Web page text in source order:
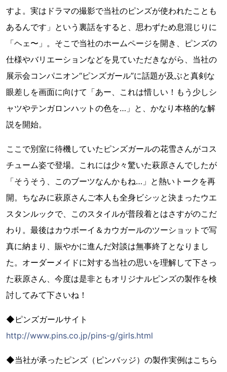
すよ。実はドラマの撮影で当社のピンズが使われたことも
あるんです」という裏話をすると、思わずため息混じりに
「ヘェ〜」。そこで当社のホームページを開き、ピンズの
仕様やバリエーションなどを見ていただきながら、当社の
展示会コンパニオン“ピンズガール”に話題が及ぶと真剣な
眼差しを画面に向けて「あー、これは惜しい！もう少しシ
ャツやテンガロンハットの色を…」と、かなり本格的な解
説を開始。
ここで別室に待機していたピンズガールの花雪さんがコス
チューム姿で登場。これには少々驚いた萩原さんでしたが
「そうそう、このブーツなんかもね…」と熱いトークを再
開。ちなみに萩原さんご本人も全身ビシッと決まったウエ
スタンルックで、このスタイルが普段着とはさすがのこだ
わり。最後はカウボーイ＆カウガールのツーショットで写
真に納まり、賑やかに進んだ対談は無事終了となりまし
た。オーダーメイドに対する当社の思いを理解して下さっ
た萩原さん、今度は是非ともオリジナルピンズの製作を検
討してみて下さいね！
◆ピンズガールサイト
http://www.pins.co.jp/pins-g/girls.html
◆当社が承ったピンズ（ピンバッジ）の製作実例はこちら